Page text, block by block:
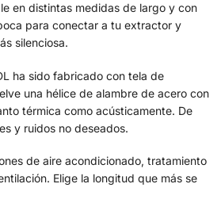
en distintas medidas de largo y con
para conectar a tu extractor y
silenciosa.
ha sido fabricado con tela de
una hélice de alambre de acero con
térmica como acústicamente. De
y ruidos no deseados.
de aire acondicionado, tratamiento
Elige la longitud que más se